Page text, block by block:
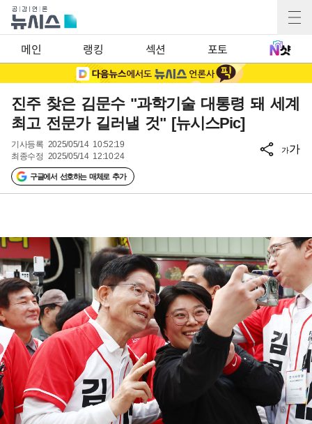
메인 랭킹 섹션 포토
진주 찾은 김문수 "과학기술 대통령 돼 세계
최고 전문가 길러낼 것" [뉴시스Pic]
기사등록 2025/05/14 10:52:19
최종수정 2025/05/14 12:10:24
구글에서 선호하는 매체로 추가
가가